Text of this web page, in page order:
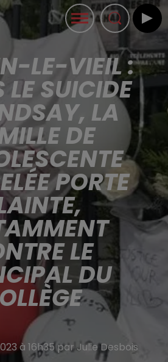
LE-VIEIL :
LE SUICIDE
LA
DE
PORTE
LE
DU
à 16h35 par Julie Desbois